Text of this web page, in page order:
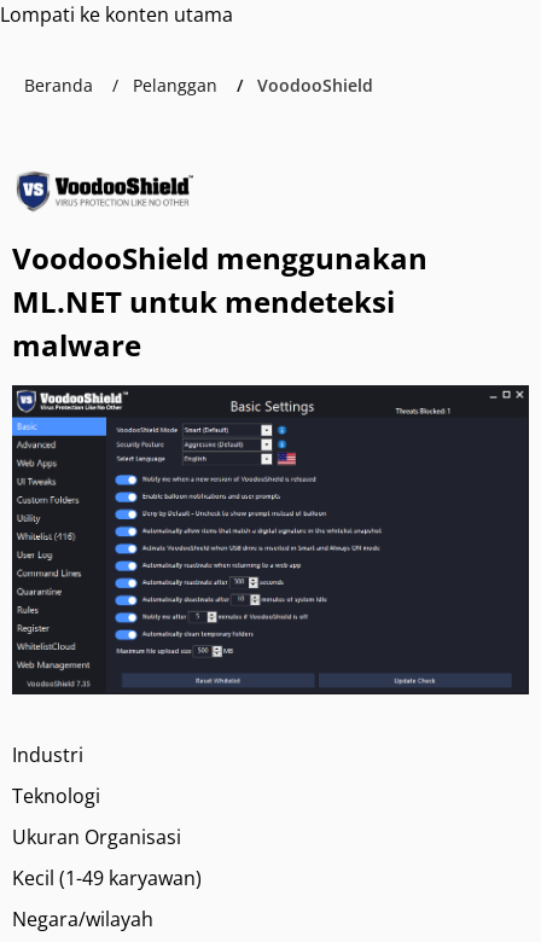
Lompati ke konten utama
Beranda Pelanggan VoodooShield
VoodooShield menggunakan
ML.NET untuk mendeteksi
malware
Industri
Teknologi
Ukuran Organisasi
Kecil (1-49 karyawan)
Negara/wilayah